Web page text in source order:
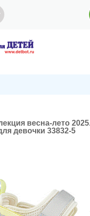
весна-лето
девочки 33832-5